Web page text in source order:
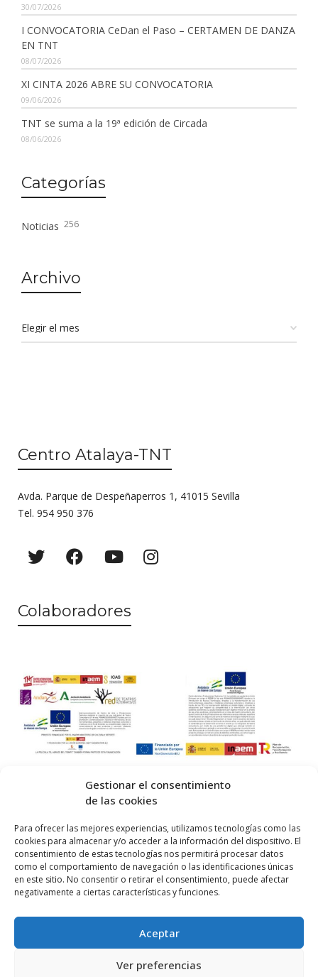
Gestionar el consentimiento
de las cookies
Para ofrecer las mejores experiencias, utilizamos tecnologías como las
cookies para almacenar y/o acceder a la información del dispositivo. El
consentimiento de estas tecnologías nos permitirá procesar datos
como el comportamiento de navegación o las identificaciones únicas
en este sitio. No consentir o retirar el consentimiento, puede afectar
negativamente a ciertas características y funciones.
Aceptar
Ver preferencias
30/07/2026
I CONVOCATORIA CeDan el Paso – CERTAMEN DE DANZA
EN TNT
08/07/2026
XI CINTA 2026 ABRE SU CONVOCATORIA
09/06/2026
TNT se suma a la 19ª edición de Circada
08/06/2026
Categorías
Noticias 256
Archivo
Centro Atalaya-TNT
Avda. Parque de Despeñaperros 1, 41015 Sevilla
Tel. 954 950 376
Colaboradores
by QM.
Inicio
Contacta
Política de Privacidad